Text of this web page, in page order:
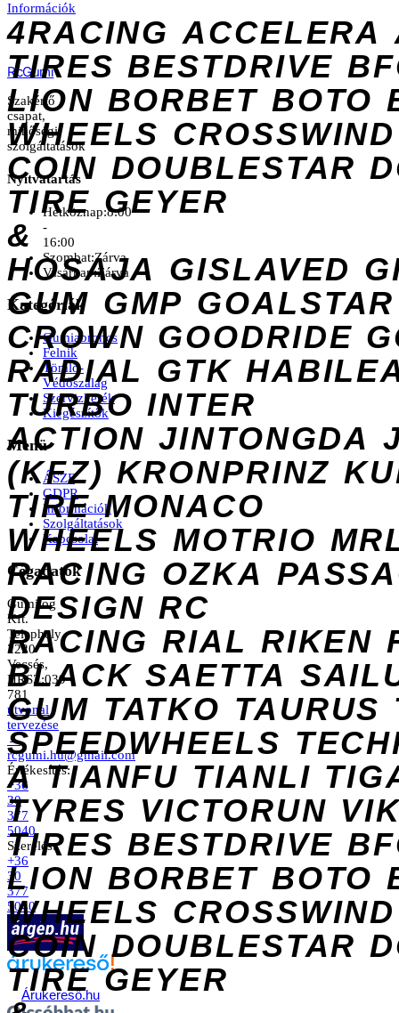
Információk
4RACING ACCELERA
TIRES BESTDRIVE
LION BORBET BOTO
WHEELS CROSSWIND
COIN DOUBLESTAR
TIRE GEYER
&
HOSAJA GISLAVED
GUM GMP GOALSTAR
CROWN GOODRIDE
RADIAL GTK
TURBO INTER
ACTION JINTONGDA
(KFZ) KRONPRINZ
TIRE MONACO
WHEELS MOTRIO
RACING OZKA
DESIGN RC
RACING RIAL RIKEN
BLACK SAETTA
GUM TATKO TAURUS
SPEEDWHEELS
A TIANFU TIANLI
TYRES VICTORUN
TIRES BESTDRIVE
LION BORBET BOTO
WHEELS CROSSWIND
COIN DOUBLESTAR
TIRE GEYER
RcGumi
Szakértő
csapat,
minőségi
szolgáltatások
Nyitvatartás
Hétköznap:8:00
-
16:00
Szombat:Zárva
Vasárnap:Zárva
Kategóriák
Gumiabroncs
Felnik
Tömlő-
Védőszalag
Szervizkerék
Kiegészítők
Menü
ÁSZF
GDPR
Információk
Szolgáltatások
Kapcsolat
Cégadatok
Gumilog
Kft.
Telephely
2220
Vecsés,
HRSZ:039
781
útvonal
tervezése
→
rcgumi.hu@gmail.com
Értékesítés:
+36
30
377
5040
Szerelés:
+36
30
377
5040
Árukereső.hu